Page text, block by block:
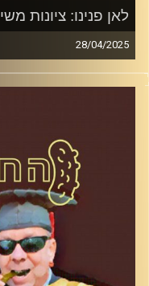
לאן פנינו: ציונות
28/04/2025
המערכת הפוליטית על
דוד ופרופסור גלעד
קרדיט תמונות: